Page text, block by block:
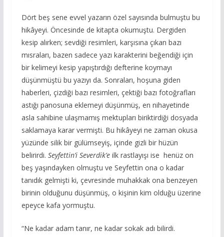
Dört beş sene evvel yazarın özel sayısında bulmuştu bu
hikâyeyi. Öncesinde de kitapta okumuştu. Dergiden
kesip alırken; sevdiği resimleri, karşısına çıkan bazı
mısraları, bazen sadece yazı karakterini beğendiği için
bir kelimeyi kesip yapıştırdığı defterine koymayı
düşünmüştü bu yazıyı da. Sonraları, hoşuna giden
haberleri, çizdiği bazı resimleri, çektiği bazı fotoğrafları
astığı panosuna eklemeyi düşünmüş, en nihayetinde
asla sahibine ulaşmamış mektupları biriktirdiği dosyada
saklamaya karar vermişti. Bu hikâyeyi ne zaman okusa
yüzünde silik bir gülümseyiş, içinde gizli bir hüzün
belirirdi. Seyfettin’i Severdik’eilk rastlayışı ise henüz on
beş yaşındayken olmuştu ve Seyfettin ona o kadar
tanıdık gelmişti ki, çevresinde muhakkak ona benzeyen
birinin olduğunu düşünmüş, o kişinin kim olduğu üzerine
epeyce kafa yormuştu.
“Ne kadar adam tanır, ne kadar sokak adı bilirdi.